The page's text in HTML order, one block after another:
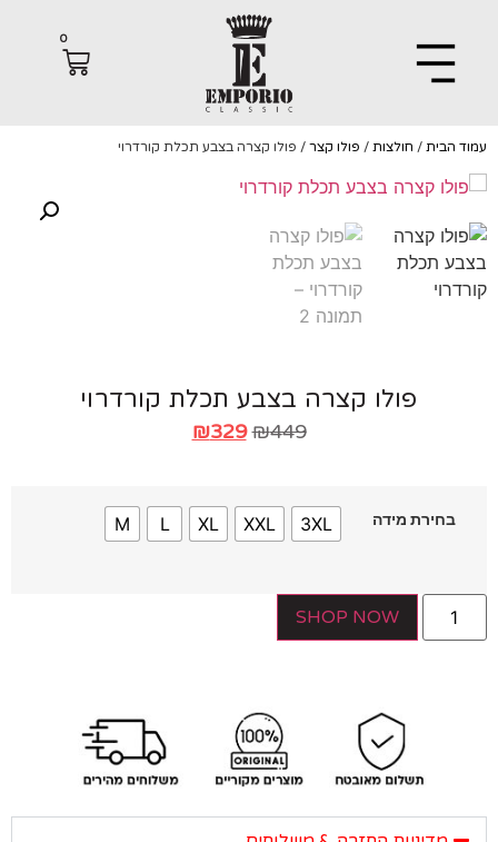
הבית/חולצות /פולו קצר/ פולו קצרה בצבע תכלת קורדרוי
פולו קצרה בצבע תכלת קורדרוי
₪
₪329
בחירת מידה XXL
XL
L
M
SHOP NOW